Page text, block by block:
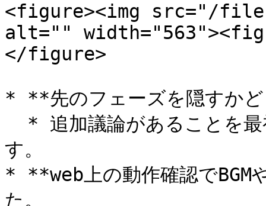
<figure><img src="/files/
alt=""
</figure>
* **先のフェーズを隠すか
す。
* **web上の動作確認でBGM
た。